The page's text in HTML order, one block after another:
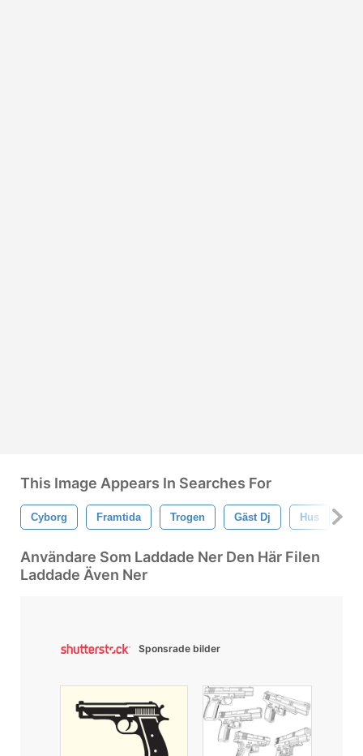
This Image Appears In Searches For
Cyborg Framtida Trogen Gäst Dj Hus
Användare Som Laddade Ner Den Här Filen
Laddade Även Ner
Sponsrade bilder